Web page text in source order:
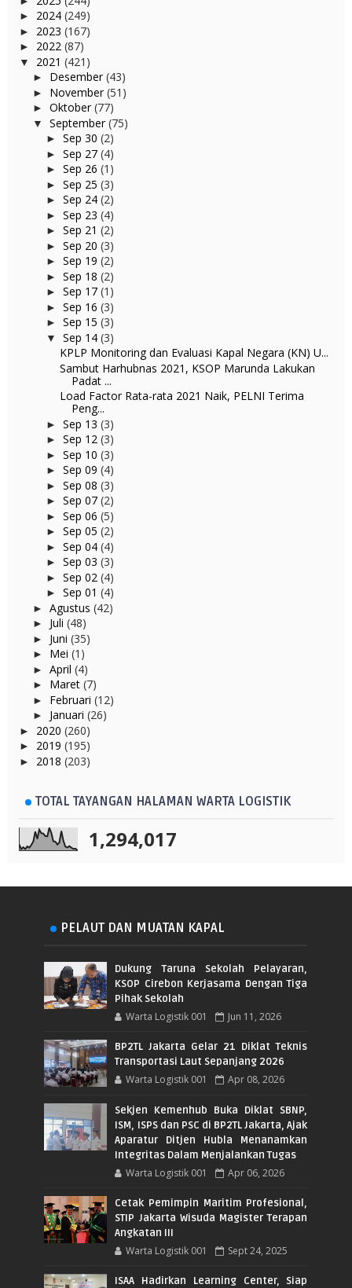
► 2024 (249)
► 2023 (167)
► 2022 (87)
▼ 2021 (421)
► Desember(43)
► November(51)
► Oktober(77)
▼ September(75)
► Sep 30 (2)
► Sep 27 (4)
► Sep 26 (1)
► Sep 25 (3)
► Sep 24 (2)
► Sep 23 (4)
► Sep 21 (2)
► Sep 20 (3)
► Sep 19 (2)
► Sep 18 (2)
► Sep 17 (1)
► Sep 16 (3)
► Sep 15 (3)
▼ Sep 14 (3)
KPLP Monitoring dan Evaluasi Kapal Negara (KN) U...
Sambut Harhubnas 2021, KSOP Marunda Lakukan
Padat ...
Load Factor Rata-rata 2021 Naik, PELNI Terima
Peng...
► Sep 13 (3)
► Sep 12 (3)
► Sep 10 (3)
► Sep 09 (4)
► Sep 08 (3)
► Sep 07 (2)
► Sep 06 (5)
► Sep 05 (2)
► Sep 04 (4)
► Sep 03 (3)
► Sep 02 (4)
► Sep 01 (4)
► Agustus (42)
► Juli (48)
► Juni (35)
► Mei (1)
► April (4)
► Maret (7)
► Februari (12)
► Januari (26)
► 2020 (260)
► 2019 (195)
► 2018 (203)
TOTAL TAYANGAN HALAMAN WARTA LOGISTIK
1,294,017
PELAUT DAN MUATAN KAPAL
Dukung Taruna Sekolah Pelayaran,
KSOP Cirebon Kerjasama Dengan Tiga
Pihak Sekolah
Warta Logistik 001 Jun 11, 2026
BP2TL Jakarta Gelar 21 Diklat Teknis
Transportasi Laut Sepanjang 2026
Warta Logistik 001 Apr 08, 2026
Sekjen Kemenhub Buka Diklat SBNP,
ISM, ISPS dan PSC di BP2TL Jakarta, Ajak
Aparatur Ditjen Hubla Menanamkan
Integritas Dalam Menjalankan Tugas
Warta Logistik 001 Apr 06, 2026
Cetak Pemimpin Maritim Profesional,
STIP Jakarta Wisuda Magister Terapan
Angkatan III
Warta Logistik 001 Sept 24, 2025
ISAA Hadirkan Learning Center, Siap